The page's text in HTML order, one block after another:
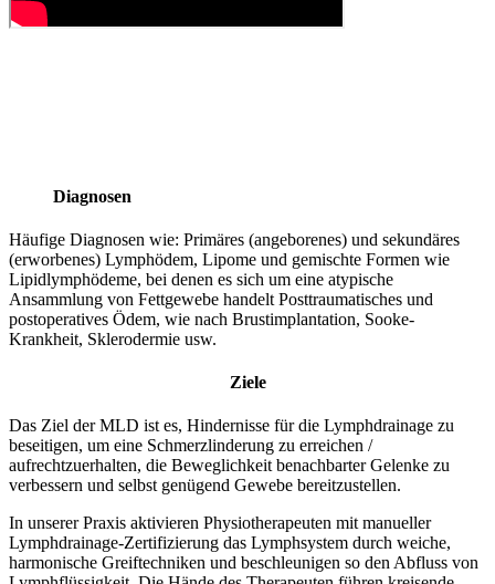
Diagnosen
Häufige Diagnosen wie: Primäres (angeborenes) und sekundäres
(erworbenes) Lymphödem, Lipome und gemischte Formen wie
Lipidlymphödeme, bei denen es sich um eine atypische
Ansammlung von Fettgewebe handelt Posttraumatisches und
postoperatives Ödem, wie nach Brustimplantation, Sooke-
Krankheit, Sklerodermie usw.
Ziele
Das Ziel der MLD ist es, Hindernisse für die Lymphdrainage zu
beseitigen, um eine Schmerzlinderung zu erreichen /
aufrechtzuerhalten, die Beweglichkeit benachbarter Gelenke zu
verbessern und selbst genügend Gewebe bereitzustellen.
In unserer Praxis aktivieren Physiotherapeuten mit manueller
Lymphdrainage-Zertifizierung das Lymphsystem durch weiche,
harmonische Greiftechniken und beschleunigen so den Abfluss von